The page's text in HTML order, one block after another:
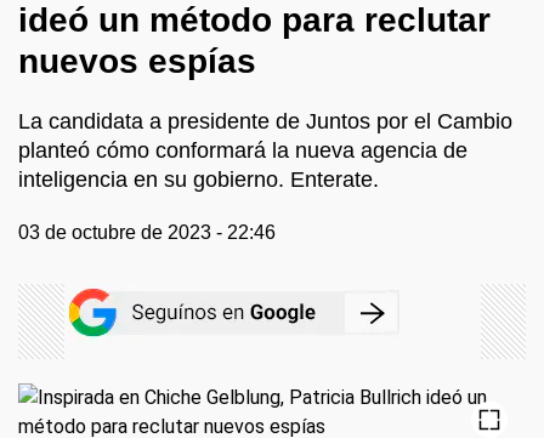
ideó un método para reclutar
nuevos espías
La candidata a presidente de Juntos por el Cambio
planteó cómo conformará la nueva agencia de
inteligencia en su gobierno. Enterate.
03 de octubre de 2023 - 22:46